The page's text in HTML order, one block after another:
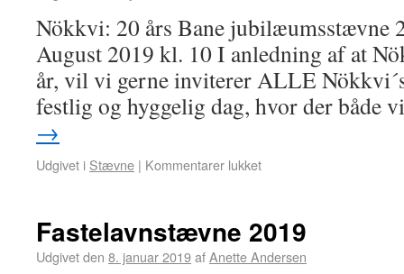
Nökkvi: 20 års Bane jubilæumsstævne
August 2019 kl. 10 I anledning af at
år, vil vi gerne inviterer ALLE
festlig og hyggelig dag, hvor der
→
Udgivet i Stævne | Kommentarer lukket
Fastelavnstævne 2019
Udgivet den 8. januar 2019afAnette Andersen